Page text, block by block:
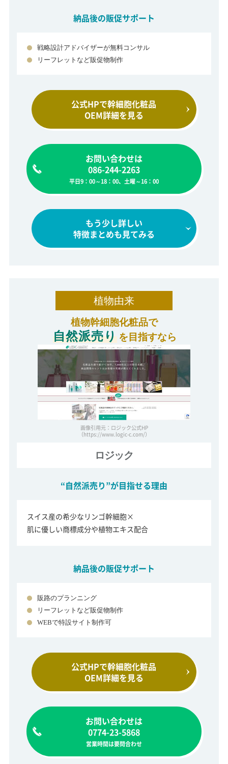
納品後の販促サポート
戦略設計アドバイザーが無料コンサル
リーフレットなど販促物制作
公式HPで幹細胞化粧品
OEM詳細を見る
お問い合わせは
086-244-2263
平日9：00～18：00、土曜～16：00
もう少し詳しい
特徴まとめも見てみる
植物由来
植物幹細胞化粧品で
自然派売り を目指すなら
画像引用元：ロジック公式HP
（https://www.logic-c.com/）
ロジック
“自然派売り”が目指せる理由
スイス産の希少なリンゴ幹細胞×
肌に優しい商標成分や植物エキス配合
納品後の販促サポート
販路のプランニング
リーフレットなど販促物制作
WEBで特設サイト制作可
公式HPで幹細胞化粧品
OEM詳細を見る
お問い合わせは
0774-23-5868
営業時間は要問合わせ